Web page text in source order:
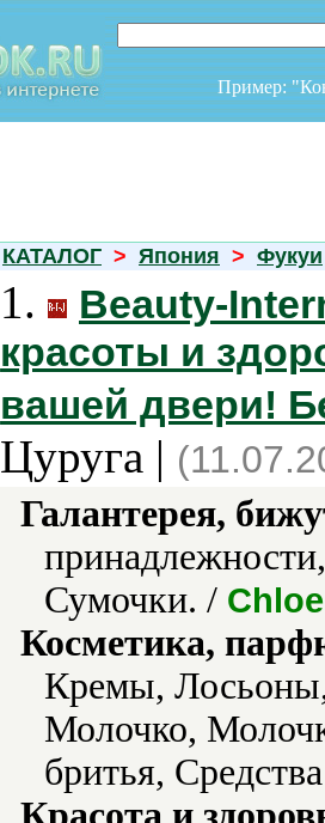
Пример:
КАТАЛОГ > Япония > Фукуи
1.
Beauty-
красоты и
вашей двери!
Цуруга |
Галантерея,
Сумочки. / Chloe
Косметика,
Кремы,
Молочко,
бритья,